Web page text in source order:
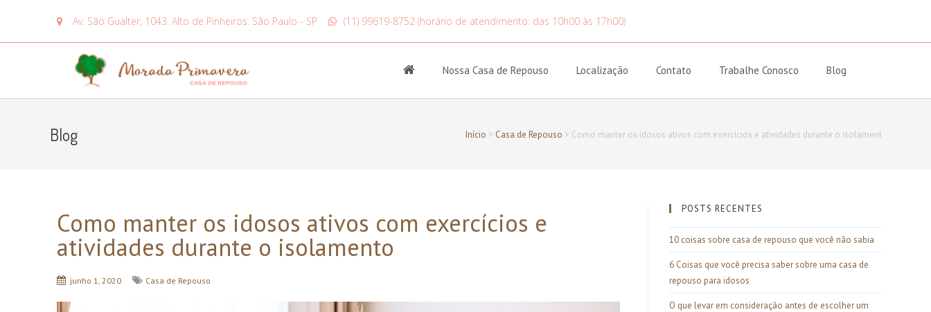
Av. São Gualter, 1043. Alto de Pinheiros. São Paulo - SP (11) 99619-8752 (horário de atendimento: das 10h00 às 17h00)
Nossa Casa de Repouso Localização Contato Trabalhe Conosco Blog
Blog Início > Casa de Repouso > Como manter os idosos ativos com exercícios e atividades durante o isolamento
Como manter os idosos ativos com exercícios e
atividades durante o isolamento
junho 1, 2020 Casa de Repouso
POSTS RECENTES
10 coisas sobre casa de repouso que você não sabia
6 Coisas que você precisa saber sobre uma casa de
repouso para idosos
O que levar em consideração antes de escolher um